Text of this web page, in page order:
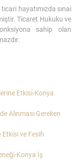
hayatımızda sınai
Ticaret Hukuku ve
sahip olan
Etkisi-Konya
Alınması Gereken
Etkisi ve Fesih
Konya İş